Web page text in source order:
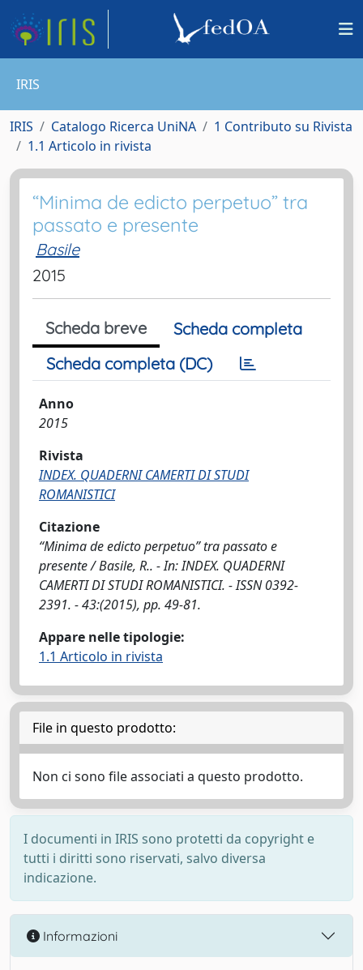
IRIS
IRIS Catalogo Ricerca UniNA
1 Contributo su Rivista
1.1 Articolo in rivista
“Minima de edicto perpetuo” tra
passato e presente
Basile
2015
Scheda breve
Scheda completa
Scheda completa (DC)
Anno
2015
Rivista
INDEX. QUADERNI CAMERTI DI STUDI
ROMANISTICI
Citazione
“Minima de edicto perpetuo” tra passato e
presente / Basile, R.. - In: INDEX. QUADERNI
CAMERTI DI STUDI ROMANISTICI. - ISSN 0392-
2391. - 43:(2015), pp. 49-81.
Appare nelle tipologie:
1.1 Articolo in rivista
File in questo prodotto:
Non ci sono file associati a questo prodotto.
I documenti in IRIS sono protetti da copyright e
tutti i diritti sono riservati, salvo diversa
indicazione.
Informazioni